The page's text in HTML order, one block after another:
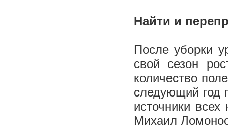
Найти и
После уборки
свой сезон
количество
следующий год
источники
Михаил